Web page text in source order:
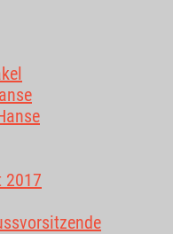
2017